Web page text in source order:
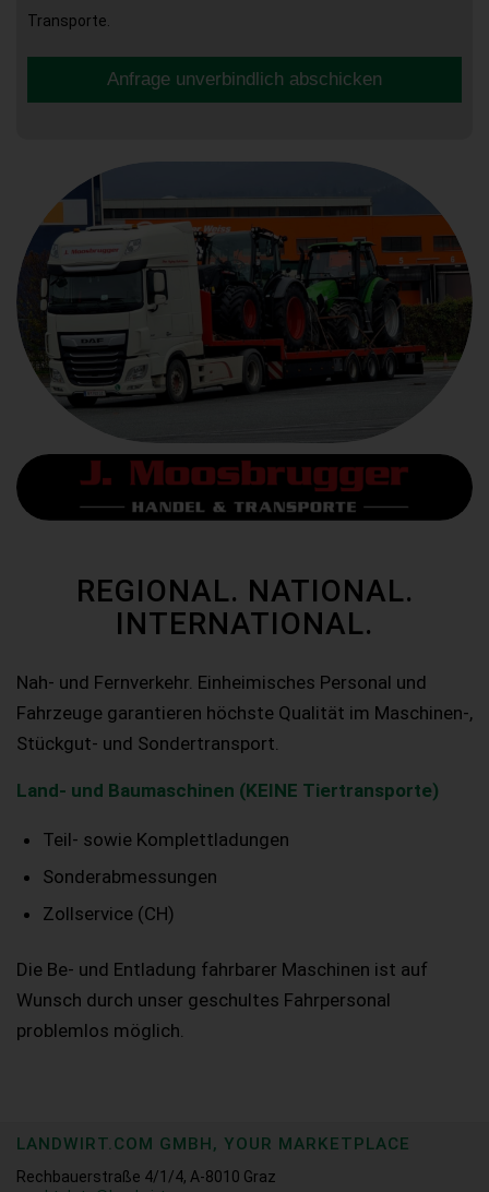
Transporte.
Anfrage unverbindlich abschicken
REGIONAL. NATIONAL.
INTERNATIONAL.
Nah- und Fernverkehr. Einheimisches Personal und
Fahrzeuge garantieren höchste Qualität im Maschinen-,
Stückgut- und Sondertransport.
Land- und Baumaschinen (KEINE Tiertransporte)
Teil- sowie Komplettladungen
Sonderabmessungen
Zollservice (CH)
Die Be- und Entladung fahrbarer Maschinen ist auf
Wunsch durch unser geschultes Fahrpersonal
problemlos möglich.
LANDWIRT.COM GMBH, YOUR MARKETPLACE
Rechbauerstraße 4/1/4, A-8010 Graz